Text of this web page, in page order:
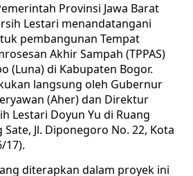
Provinsi Jawa Barat
Lestari menandatangani
pembangunan Tempat
Akhir Sampah (TPPAS)
(Luna) di Kabupaten Bogor.
langsung oleh Gubernur
(Aher) dan Direktur
Lestari Doyun Yu di Ruang
Jl. Diponegoro No. 22, Kota
17).
diterapkan dalam proyek ini